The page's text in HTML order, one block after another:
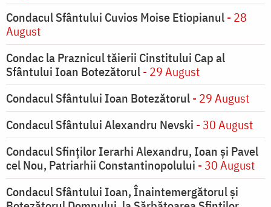
Condacul Sfântului Cuvios Moise Etiopianul- 28
August
Condac la Praznicul tăierii Cinstitului Cap al
Sfântului Ioan Botezătorul- 29 August
Condacul Sfântului Ioan Botezătorul- 29 August
Condacul Sfântului Alexandru Nevski - 30 August
Condacul Sfinţilor Ierarhi Alexandru, Ioan şi Pavel
cel Nou, Patriarhii Constantinopolului - 30 August
Condacul Sfântului Ioan, Înaintemergătorul şi